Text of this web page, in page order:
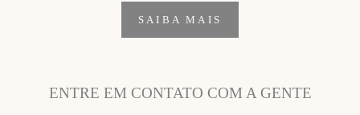
SAIBA MAIS
ENTRE EM CONTATO COM A GENTE